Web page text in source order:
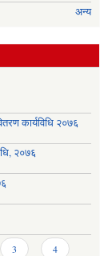
अन्य
कार्यविधि २०७६
२०७६
3
4